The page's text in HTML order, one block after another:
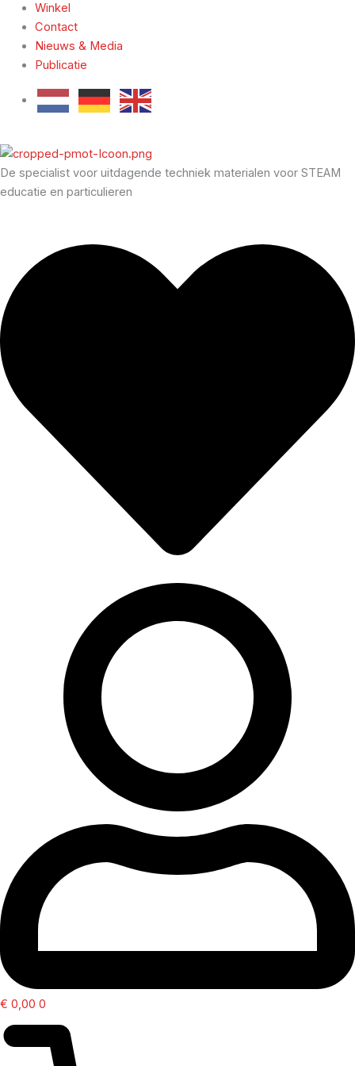
Winkel
Contact
Nieuws & Media
Publicatie
De specialist voor uitdagende techniek materialen voor STEAM
educatie en particulieren
€ 0,00 0